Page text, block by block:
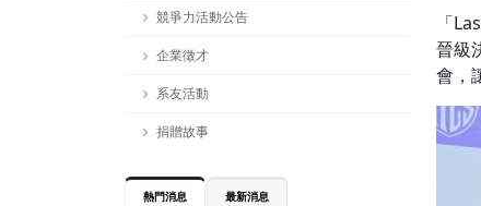
競爭力活動公告
企業徵才
系友活動
捐贈故事
熱門消息 最新消息
「
晉級
會，